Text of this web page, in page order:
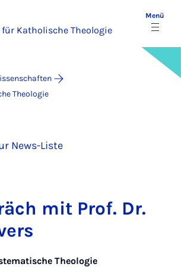
Katholische Theologie
Menü
Theologie
News-Liste
mit Prof. Dr.
Theologie